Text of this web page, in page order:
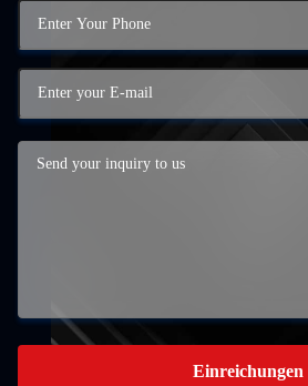
Einreichungen